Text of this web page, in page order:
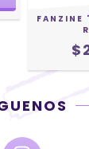
FANZINE